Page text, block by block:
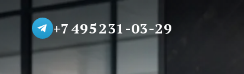
+7 495 231-03-29